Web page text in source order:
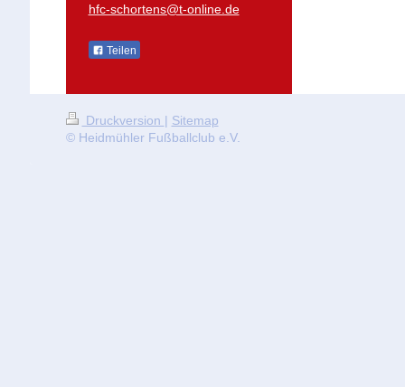
hfc-schortens@t-online.de
Teilen
Druckversion | Sitemap
© Heidmühler Fußballclub e.V.